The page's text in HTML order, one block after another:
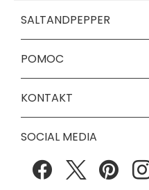
SALTANDPEPPER
POMOC
KONTAKT
SOCIAL MEDIA